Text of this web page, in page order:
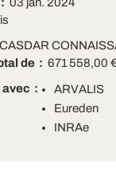
CASDAR
de
671 558,00 €
avec
ARVALIS
Eureden
INRAe